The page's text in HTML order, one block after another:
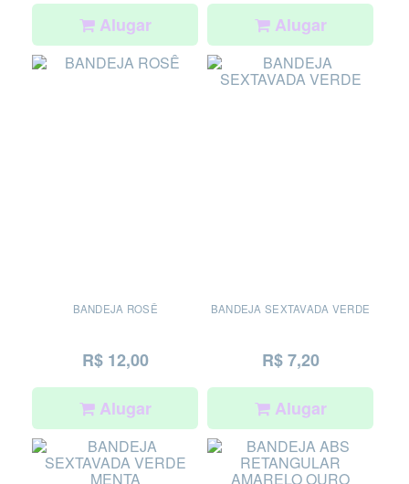
Alugar Alugar
BANDEJA ROSÊ
R$ 12,00
Alugar
BANDEJA SEXTAVADA VERDE
R$ 7,20
Alugar